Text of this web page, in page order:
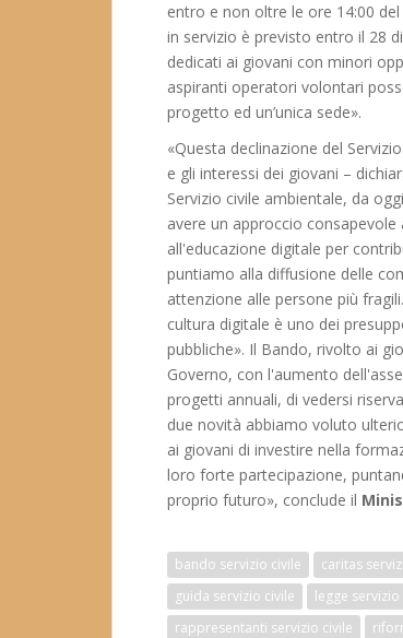
entro e non oltre le ore 14:00
in servizio è previsto entro il 28
dedicati ai giovani con minori
aspiranti operatori volontari
progetto ed un’unica sede».
«Questa declinazione del
e gli interessi dei giovani –
Servizio civile ambientale, da
avere un approccio
all'educazione digitale per
puntiamo alla diffusione delle
attenzione alle persone più
cultura digitale è uno dei
pubbliche». Il Bando, rivolto ai
Governo, con l'aumento
progetti annuali, di vedersi
due novità abbiamo voluto
ai giovani di investire nella
loro forte partecipazione,
proprio futuro», conclude il
bando servizio civile caritas
guida servizio civile
legge servizio
rappresentanti servizio civile